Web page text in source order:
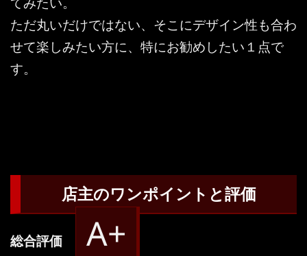
ただ丸いだけではない、そこにデザイン性も合わ
せて楽しみたい方に、特にお勧めしたい１点で
す。
店主のワンポイントと評価
総合評価 A+